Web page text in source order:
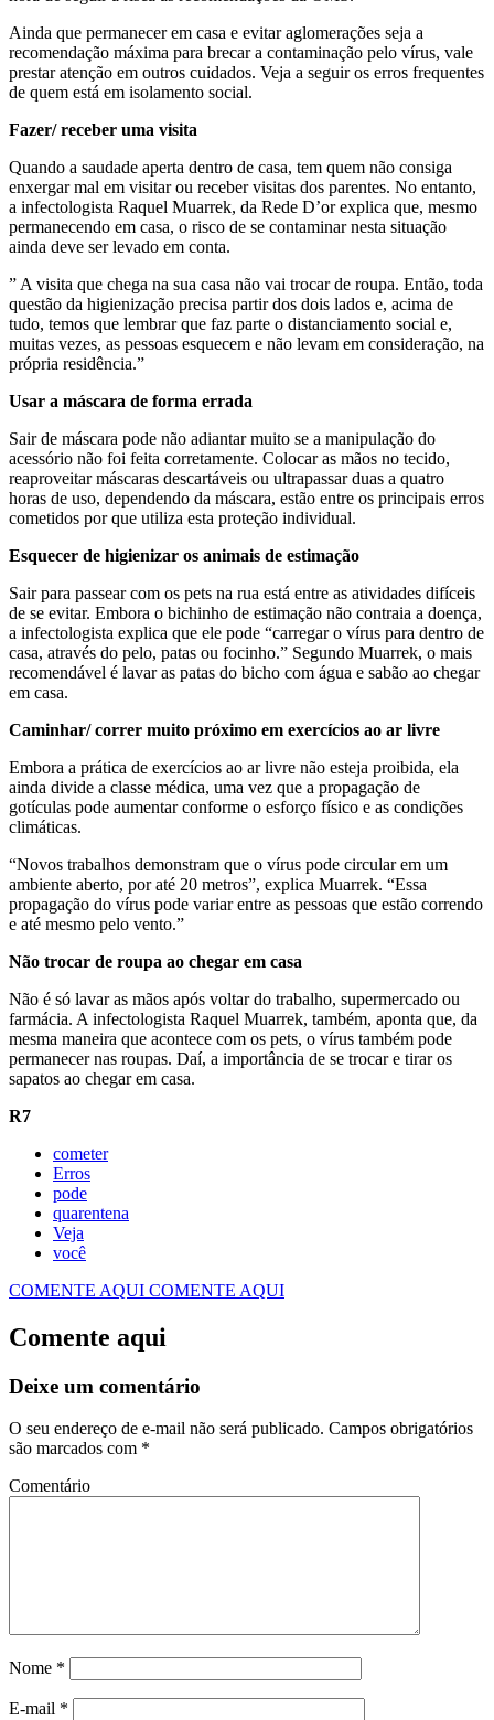
Ainda que permanecer em casa e evitar aglomerações seja a
recomendação máxima para brecar a contaminação pelo vírus, vale
prestar atenção em outros cuidados. Veja a seguir os erros frequentes
de quem está em isolamento social.
Fazer/ receber uma visita
Quando a saudade aperta dentro de casa, tem quem não consiga
enxergar mal em visitar ou receber visitas dos parentes. No entanto,
a infectologista Raquel Muarrek, da Rede D’or explica que, mesmo
permanecendo em casa, o risco de se contaminar nesta situação
ainda deve ser levado em conta.
” A visita que chega na sua casa não vai trocar de roupa. Então, toda
questão da higienização precisa partir dos dois lados e, acima de
tudo, temos que lembrar que faz parte o distanciamento social e,
muitas vezes, as pessoas esquecem e não levam em consideração, na
própria residência.”
Usar a máscara de forma errada
Sair de máscara pode não adiantar muito se a manipulação do
acessório não foi feita corretamente. Colocar as mãos no tecido,
reaproveitar máscaras descartáveis ou ultrapassar duas a quatro
horas de uso, dependendo da máscara, estão entre os principais erros
cometidos por que utiliza esta proteção individual.
Esquecer de higienizar os animais de estimação
Sair para passear com os pets na rua está entre as atividades difíceis
de se evitar. Embora o bichinho de estimação não contraia a doença,
a infectologista explica que ele pode “carregar o vírus para dentro de
casa, através do pelo, patas ou focinho.” Segundo Muarrek, o mais
recomendável é lavar as patas do bicho com água e sabão ao chegar
em casa.
Caminhar/ correr muito próximo em exercícios ao ar livre
Embora a prática de exercícios ao ar livre não esteja proibida, ela
ainda divide a classe médica, uma vez que a propagação de
gotículas pode aumentar conforme o esforço físico e as condições
climáticas.
“Novos trabalhos demonstram que o vírus pode circular em um
ambiente aberto, por até 20 metros”, explica Muarrek. “Essa
propagação do vírus pode variar entre as pessoas que estão correndo
e até mesmo pelo vento.”
Não trocar de roupa ao chegar em casa
Não é só lavar as mãos após voltar do trabalho, supermercado ou
farmácia. A infectologista Raquel Muarrek, também, aponta que, da
mesma maneira que acontece com os pets, o vírus também pode
permanecer nas roupas. Daí, a importância de se trocar e tirar os
sapatos ao chegar em casa.
R7
cometer
Erros
pode
quarentena
Veja
você
COMENTE AQUI COMENTE AQUI
Comente aqui
Deixe um comentário
O seu endereço de e-mail não será publicado. Campos obrigatórios
são marcados com *
Comentário
Nome *
E-mail *